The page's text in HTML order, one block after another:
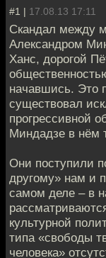
#1 | 17.08.13 17:11
Скандал между
Александром
Ханс, дорогой
начавшись. Это
существовал
прогрессивной
Миндадзе в нём
Они поступили
другому» нам и
самом деле – в
культурной
типа «свободы
человека»